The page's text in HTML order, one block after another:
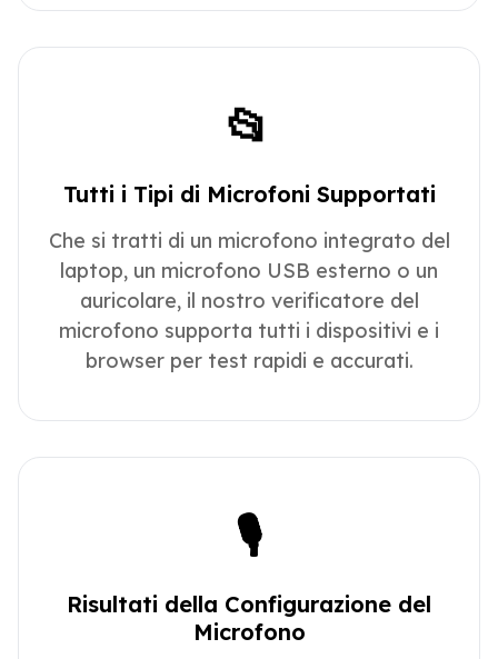
📂
Tutti i Tipi di Microfoni Supportati
Che si tratti di un microfono integrato del
laptop, un microfono USB esterno o un
auricolare, il nostro verificatore del
microfono supporta tutti i dispositivi e i
browser per test rapidi e accurati.
🎙️
Risultati della Configurazione del
Microfono